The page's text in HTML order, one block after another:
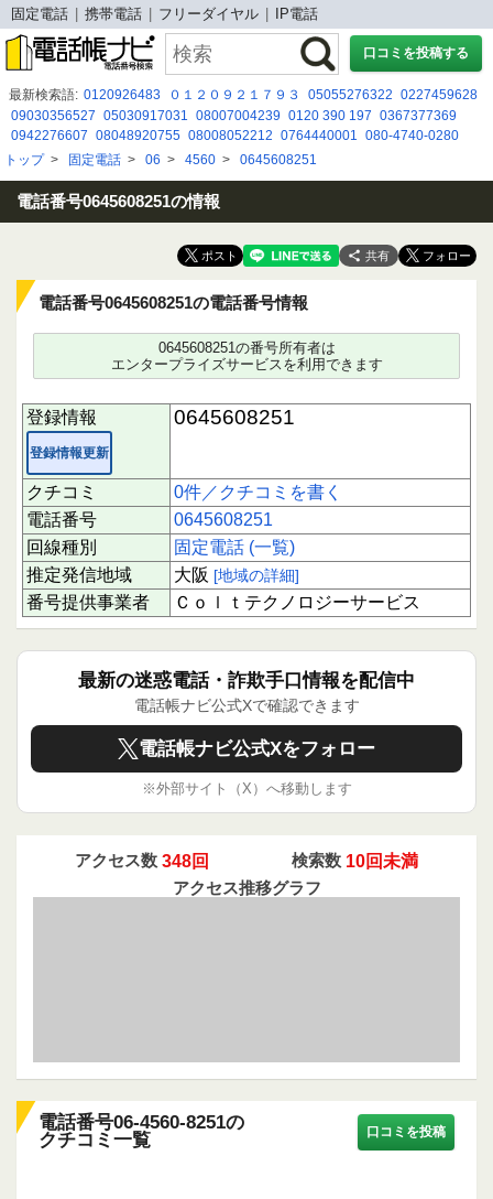
固定電話 携帯電話 フリーダイヤル IP電話
口コミを投稿する
最新検索語: 0120926483 ０１２０９２１７９３ 05055276322 0227459628
09030356527 05030917031 08007004239 0120 390 197 0367377369
0942276607 08048920755 08008052212 0764440001 080-4740-0280
0120-102-184 08002226390 09076114794 03-6688-9838
08020591278 0120-036-942 07033964940 08034292704 080 2643 0257
03-6636-0855
トップ> 固定電話 > 06 > 4560 > 0645608251
電話番号0645608251の情報
共有
電話番号0645608251の電話番号情報
0645608251の番号所有者は
エンタープライズサービスを利用できます
登録情報
登録情報更新
0645608251
クチコミ
0件／クチコミを書く
電話番号
0645608251
回線種別
固定電話 (一覧)
推定発信地域
大阪 [地域の詳細]
番号提供事業者 Ｃｏｌｔテクノロジーサービス
最新の迷惑電話・詐欺手口情報を配信中
電話帳ナビ公式Xで確認できます
電話帳ナビ公式Xをフォロー
※外部サイト（X）へ移動します
アクセス数 348回 検索数 10回未満
アクセス推移グラフ
電話番号06-4560-8251の
クチコミ一覧
口コミを投稿